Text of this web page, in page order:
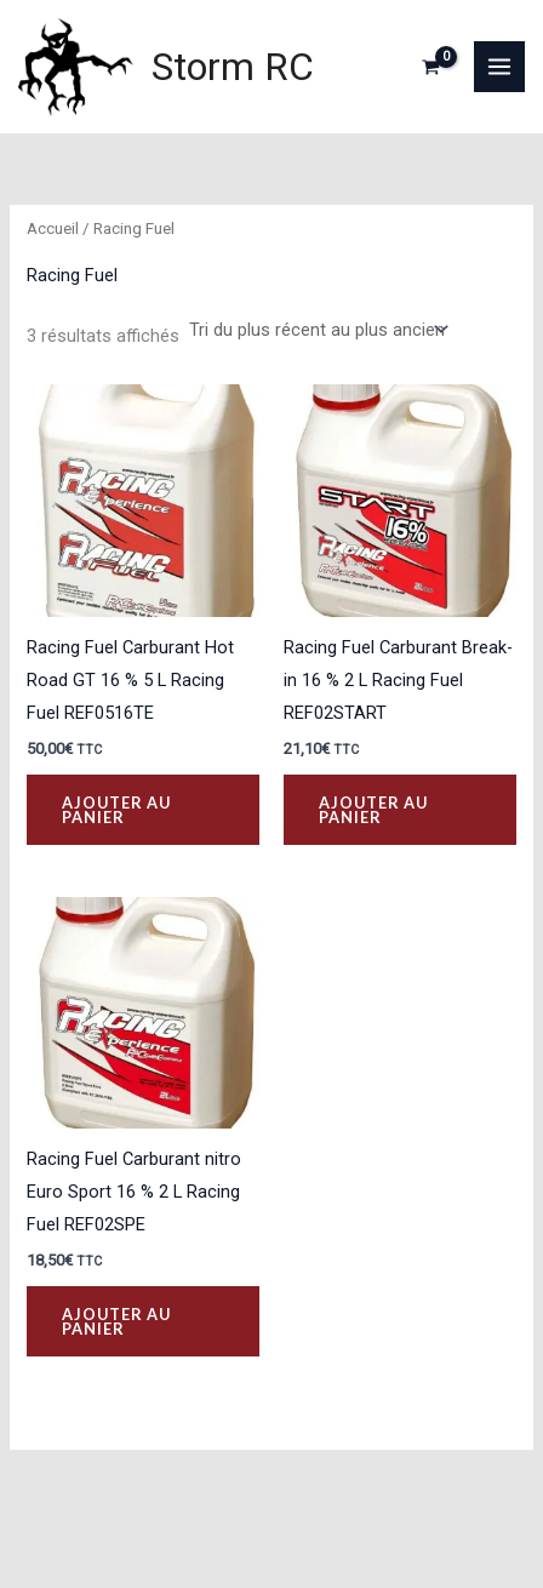
contenu
Storm RC
Accueil / Racing Fuel
Racing Fuel
3 résultats affichés Trié
récent
au
ancien
Racing Fuel Carburant Hot
Road GT 16 % 5 L Racing
Fuel REF0516TE
50,00€ TTC
AJOUTER AU
PANIER
Racing Fuel Carburant Break-
in 16 % 2 L Racing Fuel
REF02START
21,10€ TTC
AJOUTER AU
PANIER
Racing Fuel Carburant nitro
Euro Sport 16 % 2 L Racing
Fuel REF02SPE
18,50€ TTC
AJOUTER AU
PANIER